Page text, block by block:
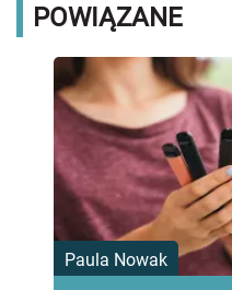
POWIĄZANE
Paula Nowak